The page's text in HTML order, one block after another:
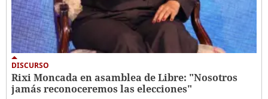
DISCURSO
Rixi Moncada en asamblea de Libre: "Nosotros
jamás reconoceremos las elecciones"